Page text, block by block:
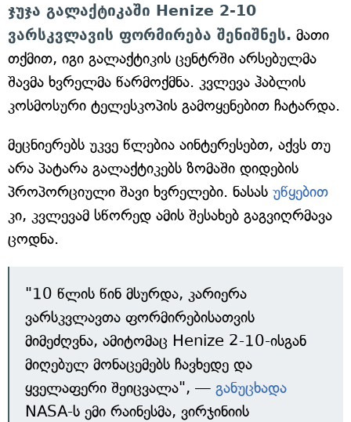
ჯუჯა გალაქტიკაში Henize 2-10
ვარსკვლავის ფორმირება შენიშნეს. მათი
თქმით, იგი გალაქტიკის ცენტრში არსებულმა
შავმა ხვრელმა წარმოქმნა. კვლევა ჰაბლის
კოსმოსური ტელესკოპის გამოყენებით ჩატარდა.
მეცნიერებს უკვე წლებია აინტერესებთ, აქვს თუ
არა პატარა გალაქტიკებს ზომაში დიდების
პროპორციული შავი ხვრელები. ნასას უწყებით
კი, კვლევამ სწორედ ამის შესახებ გაგვიღრმავა
ცოდნა.
"10 წლის წინ მსურდა, კარიერა
ვარსკვლავთა ფორმირებისათვის
მიმეძღვნა, ამიტომაც Henize 2-10-ისგან
მიღებულ მონაცემებს ჩავხედე და
ყველაფერი შეიცვალა", — განუცხადა
NASA-ს ემი რაინესმა, ვირჯინიის